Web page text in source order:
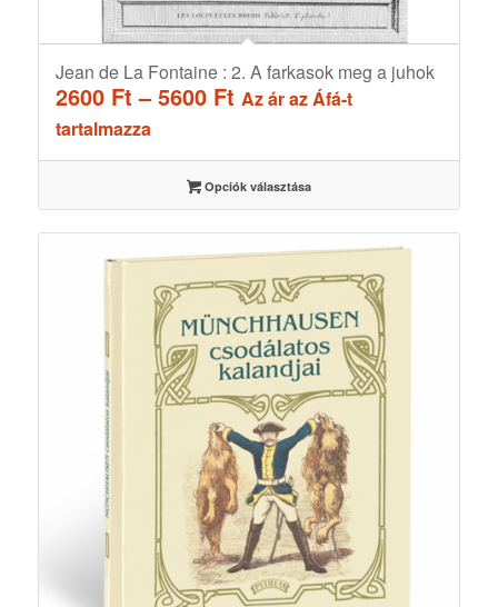
Jean de La Fontaine : 2. A farkasok meg a juhok
2600 Ft – 5600 FtÁrtartomány:
5600 Ft
Az ár az Áfá-t
tartalmazza
Opciók választása